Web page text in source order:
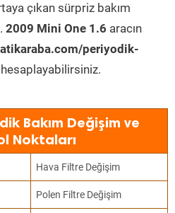
çıkan sürpriz bakım
2009 Mini One 1.6 aracın
periyodik-
Bakım Değişim ve
Noktaları
Hava Filtre Değişim
Polen Filtre Değişim